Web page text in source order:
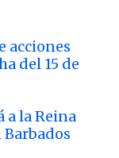
acciones
del 15 de
a la Reina